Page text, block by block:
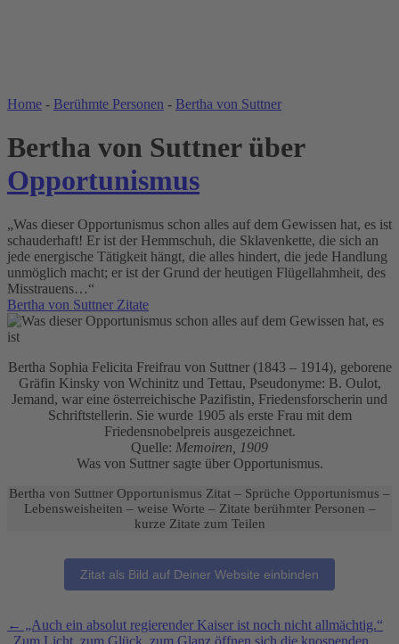
WELT DER ZITATE
Home - Berühmte Personen - Bertha von Suttner
Bertha von Suttner über
Opportunismus
„Was dieser Opportunismus schon alles auf dem Gewissen hat, es ist
schauderhaft! Er ist der Hemmschuh, die Sklavenkette, die sich an
jede energische Tätigkeit hängt, die alles hindert, die jede Handlung
unmöglich macht; er ist der Grund der heutigen Flügellahmheit, des
Misstrauens…“
Bertha von Suttner Zitate
Bertha Sophia Felicita Freifrau von Suttner (1843 – 1914), geborene
Gräfin Kinsky von Wchinitz und Tettau, Pseudonyme: B. Oulot,
Jemand, war eine österreichische Pazifistin, Friedensforscherin und
Schriftstellerin. Sie wurde 1905 als erste Frau mit dem
Friedensnobelpreis ausgezeichnet.
Quelle: Memoiren, 1909
Was von Suttner sagte über Opportunismus.
Bertha von Suttner Opportunismus Zitat – Sprüche Opportunismus –
Lebensweisheiten – weise Worte – Zitate berühmter Personen –
kurze Zitate zum Teilen
Zitat als Bild auf Deiner Website einbinden
Weitere
← „Auch ein absolut regierender Kaiser ist noch nicht allmächtig.“
„Zum Licht, zum Glück, zum Glanz öffnen sich die knospenden